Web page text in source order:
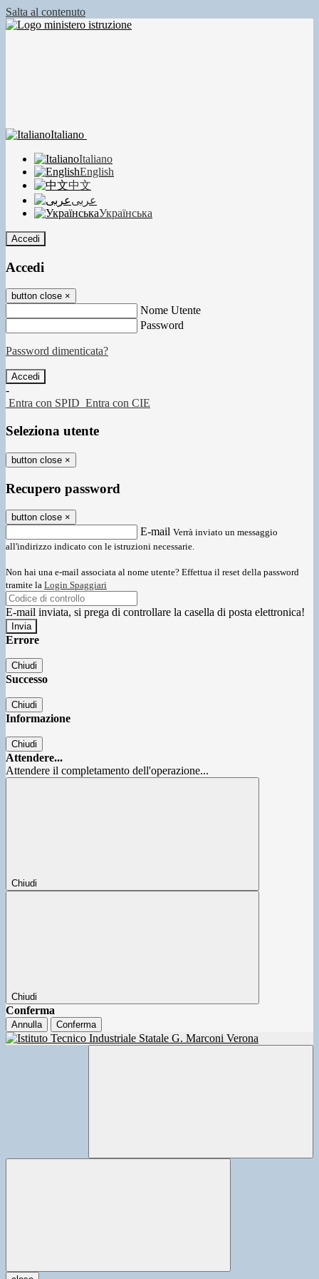
Salta al contenuto
Italiano
Italiano
English
中文
عربى
Українська
Accedi
Accedi
button close ×
Nome Utente
Password
Password dimenticata?
-
Entra con SPID Entra con CIE
Seleziona utente
button close ×
Recupero password
button close ×
E-mail Verrà inviato un messaggio
all'indirizzo indicato con le istruzioni necessarie.
Non hai una e-mail associata al nome utente? Effettua il reset della password
tramite la Login Spaggiari
E-mail inviata, si prega di controllare la casella di posta elettronica!
Errore
Chiudi
Successo
Chiudi
Informazione
Chiudi
Attendere...
Attendere il completamento dell'operazione...
Chiudi
Chiudi
Conferma
Annulla Conferma